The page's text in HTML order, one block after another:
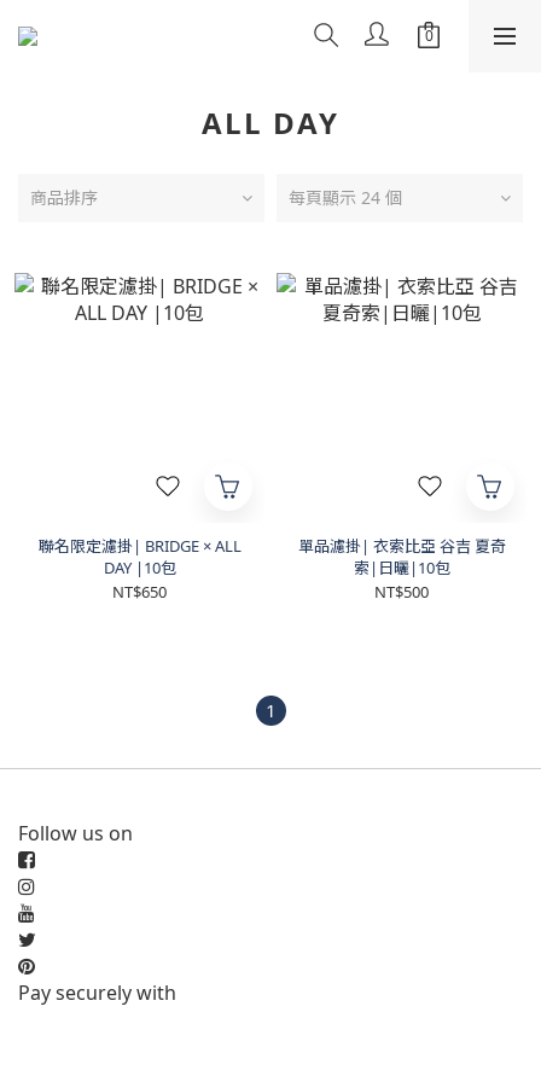
ALL DAY
商品排序 每頁顯示 24 個
聯名限定濾掛| BRIDGE × ALL
DAY |10包
NT$650
單品濾掛| 衣索比亞 谷吉 夏奇
索|日曬|10包
NT$500
1
Follow us on
Pay securely with